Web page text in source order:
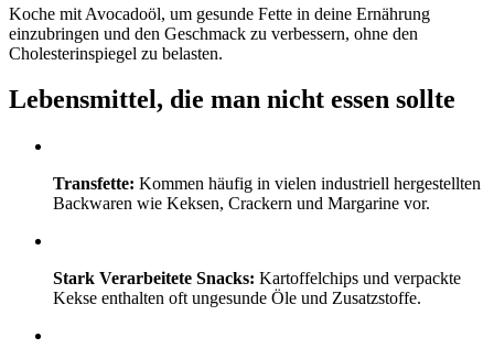
Koche mit Avocadoöl, um gesunde Fette in deine Ernährung
einzubringen und den Geschmack zu verbessern, ohne den
Cholesterinspiegel zu belasten.
Lebensmittel, die man nicht essen sollte
Transfette: Kommen häufig in vielen industriell hergestellten
Backwaren wie Keksen, Crackern und Margarine vor.
Stark Verarbeitete Snacks: Kartoffelchips und verpackte
Kekse enthalten oft ungesunde Öle und Zusatzstoffe.